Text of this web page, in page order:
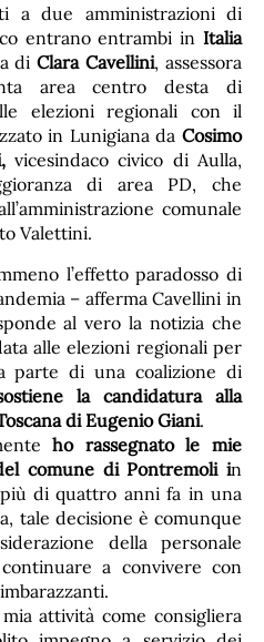
a due amministrazioni di
entrano entrambi in Italia
diClara Cavellini, assessora
area centro desta di
elezioni regionali con il
in Lunigiana da Cosimo
vicesindaco civico di Aulla,
di area PD, che
comunale
Valettini.
l’effetto paradosso di
– afferma Cavellini in
al vero la notizia che
alle elezioni regionali per
parte di una coalizione di
la candidatura alla
di Eugenio Giani.
ho rassegnato le mie
comune di Pontremoli in
di quattro anni fa in una
tale decisione è comunque
della personale
a convivere con
attività come consigliera